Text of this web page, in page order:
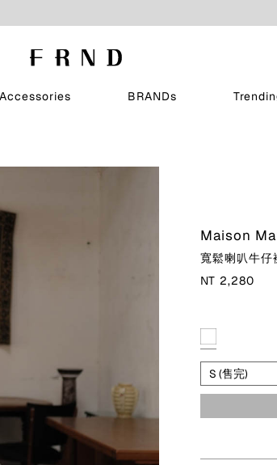
Accessories BRANDs
Maison
寬鬆喇叭牛仔
NT 2,280